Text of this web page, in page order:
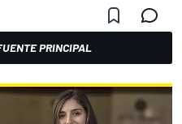
PRINCIPAL